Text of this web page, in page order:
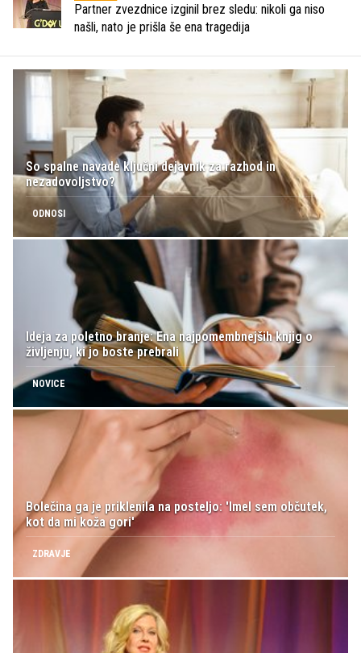
Partner zvezdnice izginil brez sledu: nikoli ga niso
našli, nato je prišla še ena tragedija
So spalne navade ključni dejavnik za razhod in
nezadovoljstvo?
ODNOSI
Ideja za poletno branje: Ena najpomembnejših knjig o
življenju, ki jo boste prebrali
NOVICE
Bolečina ga je priklenila na posteljo: 'Imel sem občutek,
kot da mi koža gori'
ZDRAVJE